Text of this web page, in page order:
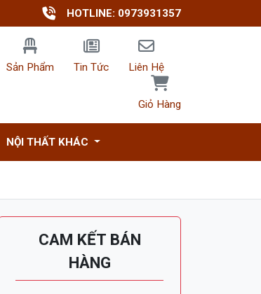
HOTLINE: 0973931357
Sản Phẩm Tin Tức Liên Hệ
Giỏ Hàng
NỘI THẤT KHÁC
CAM KẾT BÁN
HÀNG